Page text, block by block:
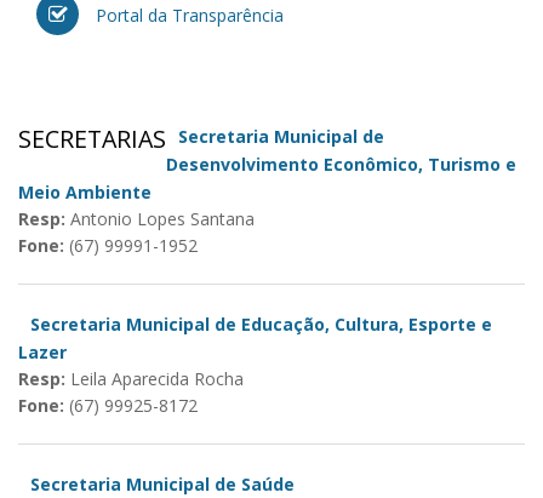
Portal da Transparência
SECRETARIAS
Secretaria Municipal de
Desenvolvimento Econômico, Turismo e
Meio Ambiente
Resp: Antonio Lopes Santana
Fone: (67) 99991-1952
Secretaria Municipal de Educação, Cultura, Esporte e
Lazer
Resp: Leila Aparecida Rocha
Fone: (67) 99925-8172
Secretaria Municipal de Saúde